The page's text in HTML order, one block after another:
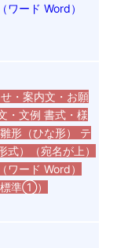
ワード Word）
・案内文・お願
・文例 書式・様
形（ひな形） テ
式）（宛名が上）
ワード Word）
準①）